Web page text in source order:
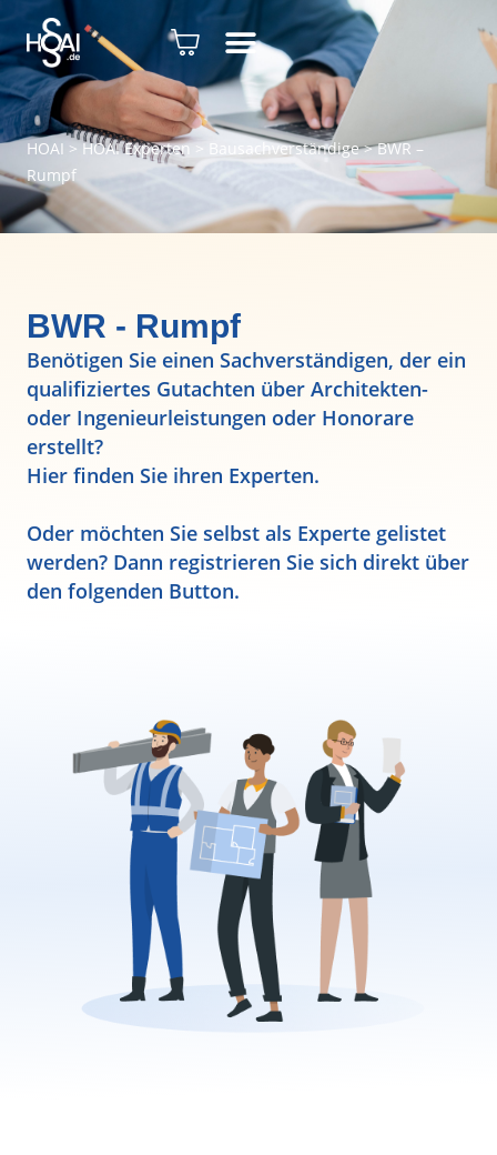
HOAI > HOAI Experten> Bausachverständige>BWR –
Rumpf
BWR - Rumpf
Benötigen Sie einen Sachverständigen, der ein
qualifiziertes Gutachten über Architekten-
oder Ingenieurleistungen oder Honorare
erstellt?
Hier finden Sie ihren Experten.
Oder möchten Sie selbst als Experte gelistet
werden? Dann registrieren Sie sich direkt über
den folgenden Button.